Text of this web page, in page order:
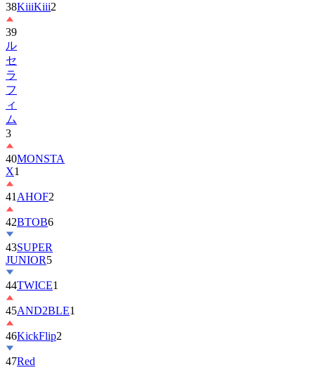
38KiiiKiii2
39
ル
セ
ラ
フ
ィ
ム
3
40MONSTA
X1
41 AHOF2
42BTOB6
43SUPER
JUNIOR5
44TWICE1
45AND2BLE1
46KickFlip2
47Red